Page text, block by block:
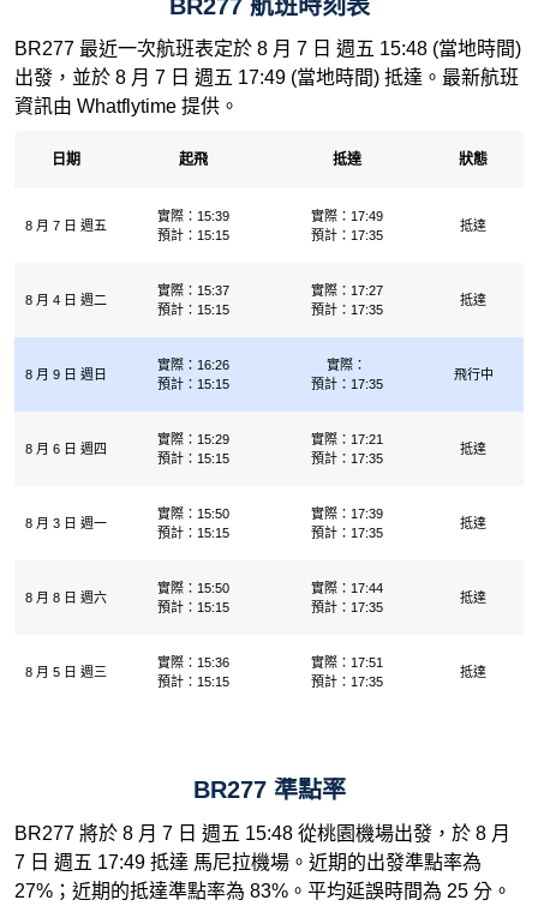
BR277 航班時刻表
BR277 最近一次航班表定於 8 月 7 日 週五 15:48 (當地時間)
出發，並於 8 月 7 日 週五 17:49 (當地時間) 抵達。最新航班
資訊由 Whatflytime 提供。
日期 起飛 抵達 狀態
8 月 7 日 週五
實際：15:39
預計：15:15
實際：17:49
預計：17:35
抵達
8 月 4 日 週二
實際：15:37
預計：15:15
實際：17:27
預計：17:35
抵達
8 月 9 日 週日
實際：16:26
預計：15:15
實際：
預計：17:35
飛行中
8 月 6 日 週四
實際：15:29
預計：15:15
實際：17:21
預計：17:35
抵達
8 月 3 日 週一
實際：15:50
預計：15:15
實際：17:39
預計：17:35
抵達
8 月 8 日 週六
實際：15:50
預計：15:15
實際：17:44
預計：17:35
抵達
8 月 5 日 週三
實際：15:36
預計：15:15
實際：17:51
預計：17:35
抵達
BR277 準點率
BR277 將於 8 月 7 日 週五 15:48 從桃園機場出發，於 8 月
7 日 週五 17:49 抵達 馬尼拉機場。近期的出發準點率為
27%；近期的抵達準點率為 83%。平均延誤時間為 25 分。